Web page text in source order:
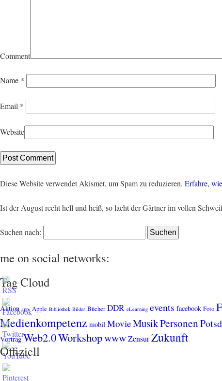
Comment
Name *
Email *
Website
Diese Website verwendet Akismet, um Spam zu reduzieren. Erfahre,
Ist der August recht hell und heiß, so lacht der Gärtner im vollen
Suchen nach:
me on social networks:
Tag Cloud
Aktion app. Apple Bibliothek Bilder Bücher DDR eLearning events facebook Foto
Medienkompetenz mobil MovieMusikPersonen
Vortrag Web2.0WorkshopwwwZensurZukunft
Offiziell